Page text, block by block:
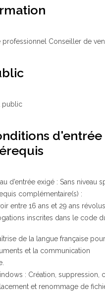
professionnel Conseiller de
public
d'entrée
d’entrée exigé : Sans niveau
complémentaire(s) :
entre 16 ans et 29 ans
inscrites dans le code
de la langue française
et la communication
: Création, suppression,
et renommage de